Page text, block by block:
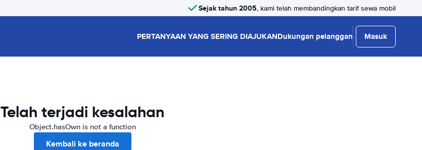
Sejak tahun 2005, kami telah membandingkan tarif sewa mobil
PERTANYAAN YANG SERING DIAJUKANDukungan pelanggan Masuk
Telah terjadi kesalahan
Object.hasOwn is not a function
Kembali ke beranda